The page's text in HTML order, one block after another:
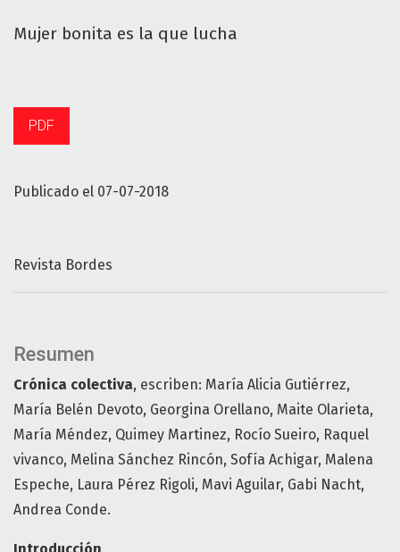
Mujer bonita es la que lucha
Publicado el 07-07-2018
PDF
Revista Bordes
Resumen
Crónica colectiva, escriben: María Alicia Gutiérrez,
María Belén Devoto, Georgina Orellano, Maite Olarieta,
María Méndez, Quimey Martinez, Rocío Sueiro, Raquel
vivanco, Melina Sánchez Rincón, Sofía Achigar, Malena
Espeche, Laura Pérez Rigoli, Mavi Aguilar, Gabi Nacht,
Andrea Conde.